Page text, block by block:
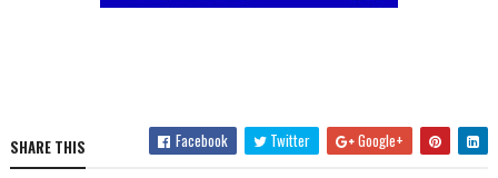
SHARE THIS Facebook Twitter Google+